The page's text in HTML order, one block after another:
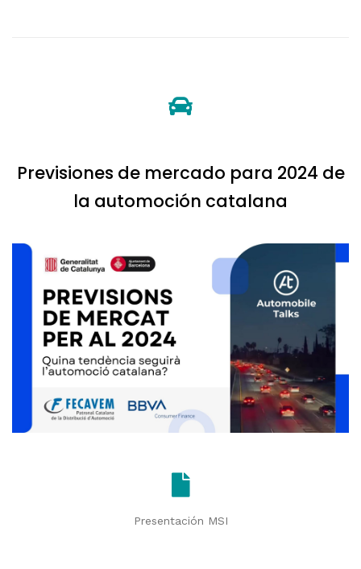
Previsiones de mercado para 2024 de
la automoción catalana
Presentación MSI